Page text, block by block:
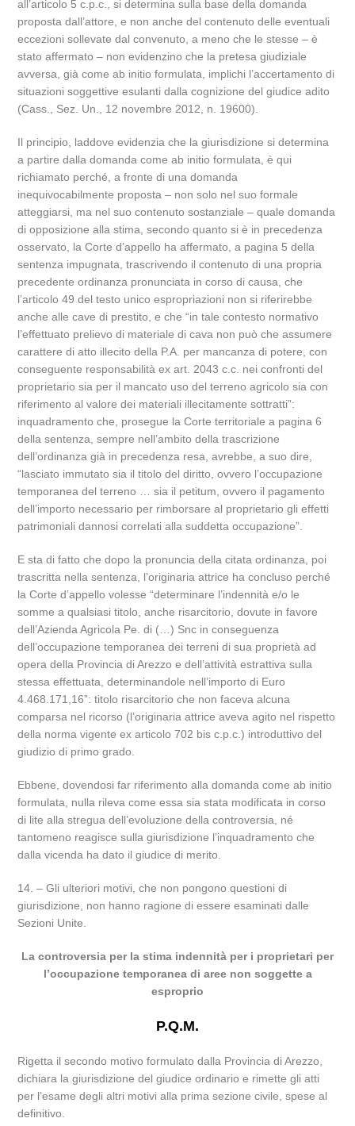
all’articolo 5 c.p.c., si determina sulla base della domanda
proposta dall’attore, e non anche del contenuto delle eventuali
eccezioni sollevate dal convenuto, a meno che le stesse – è
stato affermato – non evidenzino che la pretesa giudiziale
avversa, già come ab initio formulata, implichi l’accertamento di
situazioni soggettive esulanti dalla cognizione del giudice adito
(Cass., Sez. Un., 12 novembre 2012, n. 19600).
Il principio, laddove evidenzia che la giurisdizione si determina
a partire dalla domanda come ab initio formulata, è qui
richiamato perché, a fronte di una domanda
inequivocabilmente proposta – non solo nel suo formale
atteggiarsi, ma nel suo contenuto sostanziale – quale domanda
di opposizione alla stima, secondo quanto si è in precedenza
osservato, la Corte d’appello ha affermato, a pagina 5 della
sentenza impugnata, trascrivendo il contenuto di una propria
precedente ordinanza pronunciata in corso di causa, che
l’articolo 49 del testo unico espropriazioni non si riferirebbe
anche alle cave di prestito, e che “in tale contesto normativo
l’effettuato prelievo di materiale di cava non può che assumere
carattere di atto illecito della P.A. per mancanza di potere, con
conseguente responsabilità ex art. 2043 c.c. nei confronti del
proprietario sia per il mancato uso del terreno agricolo sia con
riferimento al valore dei materiali illecitamente sottratti”:
inquadramento che, prosegue la Corte territoriale a pagina 6
della sentenza, sempre nell’ambito della trascrizione
dell’ordinanza già in precedenza resa, avrebbe, a suo dire,
“lasciato immutato sia il titolo del diritto, ovvero l’occupazione
temporanea del terreno … sia il petitum, ovvero il pagamento
dell’importo necessario per rimborsare al proprietario gli effetti
patrimoniali dannosi correlati alla suddetta occupazione”.
E sta di fatto che dopo la pronuncia della citata ordinanza, poi
trascritta nella sentenza, l’originaria attrice ha concluso perché
la Corte d’appello volesse “determinare l’indennità e/o le
somme a qualsiasi titolo, anche risarcitorio, dovute in favore
dell’Azienda Agricola Pe. di (…) Snc in conseguenza
dell’occupazione temporanea dei terreni di sua proprietà ad
opera della Provincia di Arezzo e dell’attività estrattiva sulla
stessa effettuata, determinandole nell’importo di Euro
4.468.171,16”: titolo risarcitorio che non faceva alcuna
comparsa nel ricorso (l’originaria attrice aveva agito nel rispetto
della norma vigente ex articolo 702 bis c.p.c.) introduttivo del
giudizio di primo grado.
Ebbene, dovendosi far riferimento alla domanda come ab initio
formulata, nulla rileva come essa sia stata modificata in corso
di lite alla stregua dell’evoluzione della controversia, né
tantomeno reagisce sulla giurisdizione l’inquadramento che
dalla vicenda ha dato il giudice di merito.
14. – Gli ulteriori motivi, che non pongono questioni di
giurisdizione, non hanno ragione di essere esaminati dalle
Sezioni Unite.
La controversia per la stima indennità per i proprietari per
l’occupazione temporanea di aree non soggette a
esproprio
P.Q.M.
Rigetta il secondo motivo formulato dalla Provincia di Arezzo,
dichiara la giurisdizione del giudice ordinario e rimette gli atti
per l’esame degli altri motivi alla prima sezione civile, spese al
definitivo.